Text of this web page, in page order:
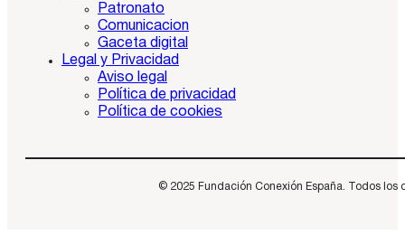
Patronato
Comunicacion
Gaceta digital
Legal y Privacidad
Aviso legal
Política de privacidad
Política de cookies
© 2025 Fundación Conexión España. Todos los